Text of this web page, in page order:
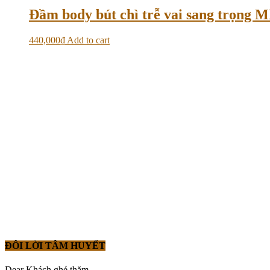
Đầm body bút chì trễ vai sang trọng
440,000₫ Add to cart
ĐÔI LỜI TÂM HUYẾT